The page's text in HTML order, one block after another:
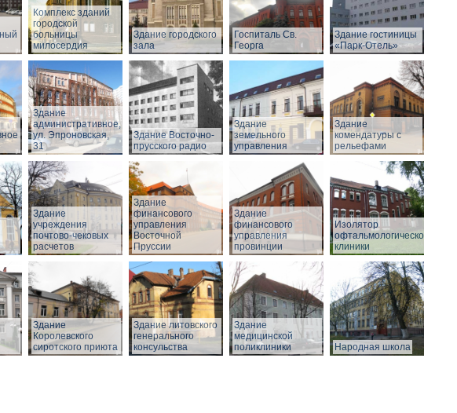
Комплекс зданий
городской
больницы
милосердия
Здание городского
зала
Госпиталь Св.
Георга
Здание гостиницы
«Парк-Отель»
Здание
административное,
ул. Эпроновская,
31
Здание Восточно-
прусского радио
Здание
земельного
управления
Здание
комендатуры с
рельефами
Здание
учреждения
почтово-чековых
расчетов
Здание
финансового
управления
Восточной
Пруссии
Здание
финансового
управления
провинции
Изолятор
офтальмологической
клиники
Здание
Королевского
сиротского приюта
Здание литовского
генерального
консульства
Здание
медицинской
поликлиники
Народная школа